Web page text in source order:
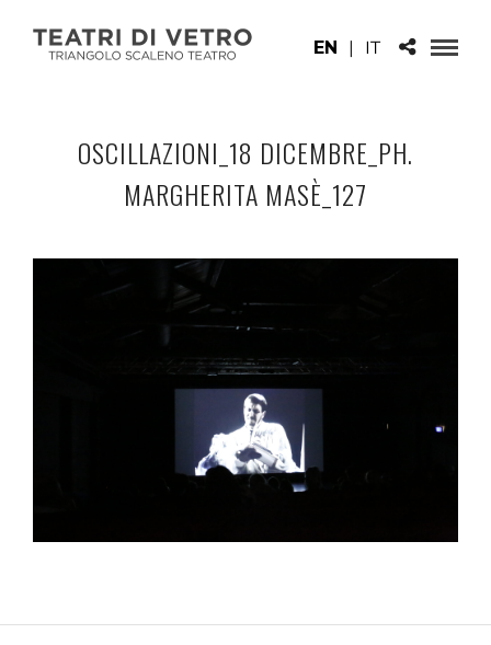
EN | IT
OSCILLAZIONI_18 DICEMBRE_PH.
MARGHERITA MASÈ_127